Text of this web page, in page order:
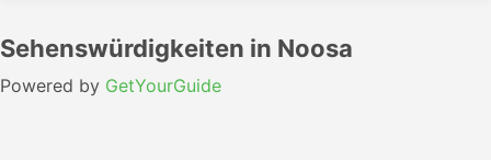
Sehenswürdigkeiten in Noosa
Powered by GetYourGuide